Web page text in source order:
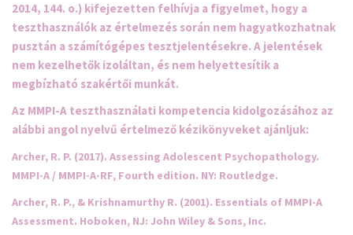
2014, 144. o.) kifejezetten felhívja a figyelmet, hogy a
teszthasználók az értelmezés során nem hagyatkozhatnak
pusztán a számítógépes tesztjelentésekre. A jelentések
nem kezelhetők izoláltan, és nem helyettesítik a
megbízható szakértői munkát.
Az MMPI-A teszthasználati kompetencia kidolgozásához az
alábbi angol nyelvű értelmező kézikönyveket ajánljuk:
Archer, R. P. (2017). Assessing Adolescent Psychopathology.
MMPI-A / MMPI-A-RF, Fourth edition. NY: Routledge.
Archer, R. P., & Krishnamurthy R. (2001). Essentials of MMPI-A
Assessment. Hoboken, NJ: John Wiley & Sons, Inc.